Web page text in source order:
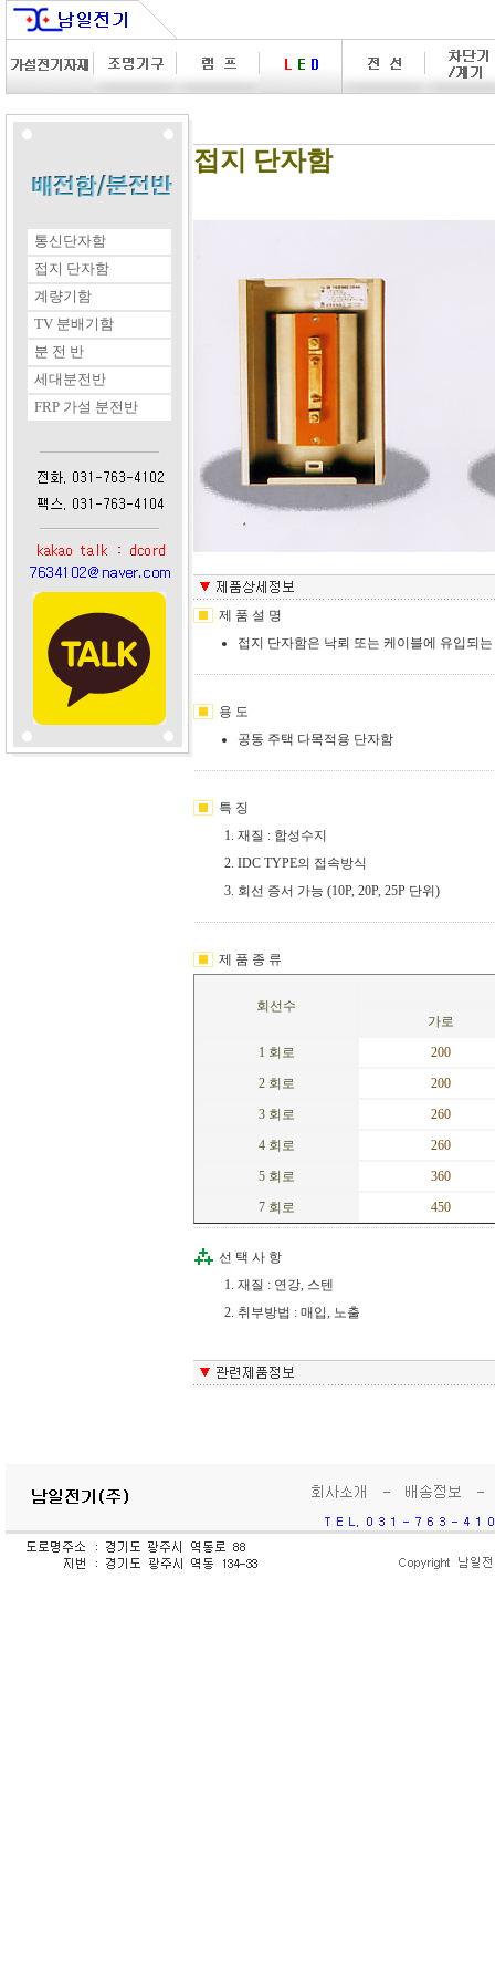
통신단자함
접지 단자함
계량기함
TV 분배기함
분 전 반
세대분전반
FRP 가설 분전반
접지 단자함
제 품 설 명
접지 단자함은 낙뢰 또는 케이블에 유입되
용 도
공동 주택 다목적용 단자함
특 징
재질 : 합성수지
IDC TYPE의 접속방식
회선 증서 가능 (10P, 20P, 25P 단위)
제 품 종 류
회선수
가로
1 회로
200
2 회로
200
3 회로
260
4 회로
260
5 회로
360
7 회로
450
선 택 사 항
재질 : 연강, 스텐
취부방법 : 매입, 노출